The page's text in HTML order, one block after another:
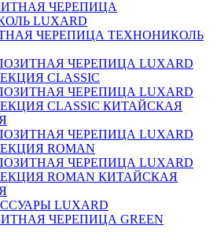
ЧЕРЕПИЦА ТЕХНОНИКОЛЬ
ЧЕРЕПИЦА LUXARD
CLASSIC
ЧЕРЕПИЦА LUXARD
CLASSIC КИТАЙСКАЯ
ЧЕРЕПИЦА LUXARD
ROMAN
ЧЕРЕПИЦА LUXARD
ROMAN КИТАЙСКАЯ
LUXARD